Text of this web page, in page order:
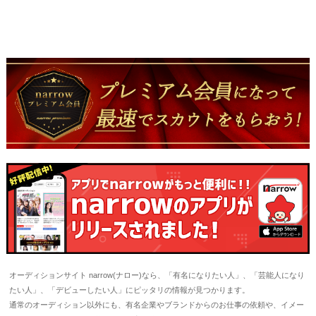
オーディションサイト narrow(ナロー)なら、「有名になりたい人」、「芸能人になり
たい人」、「デビューしたい人」にピッタリの情報が見つかります。
通常のオーディション以外にも、有名企業やブランドからのお仕事の依頼や、イメー